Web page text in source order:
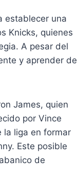
establecer una
Knicks, quienes
A pesar del
y aprender de
James, quien
por Vince
la liga en formar
Este posible
de